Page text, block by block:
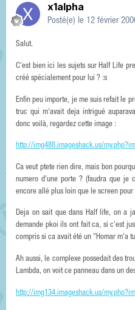
x1alpha
Posté(e) le 12 février
Salut.
C'est bien ici les sujets sur Half Life
créé spécialement pour lui ? :s
Enfin peu importe, je me suis refait le
truc qui m'avait deja intrigué
donc voilà, regardez cette image :
http://img488.imageshack.us/
Ca veut ptete rien dire, mais bon
numero d'une porte ? (faudra que je
encore allé plus loin que le screen
Deja on sait que dans Half life, on a
demande pkoi ils ont fait ca, si c'est
compris si ca avait été un "Homar m'a
Ah aussi, le complexe possedait des
Lambda, on voit ce panneau dans un
http://img134.imageshack.us/